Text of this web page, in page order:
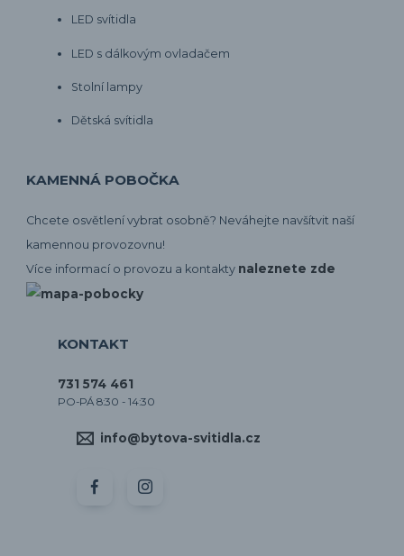
LED svítidla
LED s dálkovým ovladačem
Stolní lampy
Dětská svítidla
KAMENNÁ POBOČKA
Chcete osvětlení vybrat osobně? Neváhejte navšítvit naší
kamennou provozovnu!
Více informací o provozu a kontakty naleznete zde
KONTAKT
731 574 461
PO-PÁ 8:30 - 14:30
info@bytova-svitidla.cz